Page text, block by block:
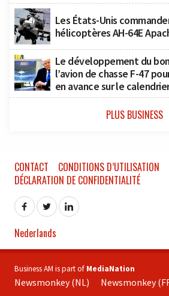
Les États-Unis
hélicoptères AH-64E
Le développement du
l’avion de chasse F-47
en avance sur le
PLUS BUSINESS
CONTACT
CONDITIONS D’UTILISATION
DÉCLARATION DE CONFIDENTIALITÉ
Nederlands
Business AM is part of MediaNation
Newsmonkey (NL) Newsmonkey